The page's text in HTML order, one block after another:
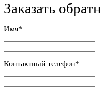
Заказать
Имя*
Контактный телефон*